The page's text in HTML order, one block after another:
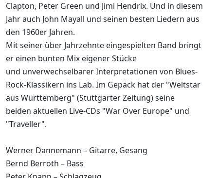
Clapton, Peter Green und Jimi Hendrix. Und in diesem
Jahr auch John Mayall und seinen besten Liedern aus
den 1960er Jahren.
Mit seiner über Jahrzehnte eingespielten Band bringt
er einen bunten Mix eigener Stücke
und unverwechselbarer Interpretationen von Blues-
Rock-Klassikern ins Lab. Im Gepäck hat der "Weltstar
aus Württemberg" (Stuttgarter Zeitung) seine
beiden aktuellen Live-CDs "War Over Europe" und
"Traveller".
Werner Dannemann – Gitarre, Gesang
Bernd Berroth – Bass